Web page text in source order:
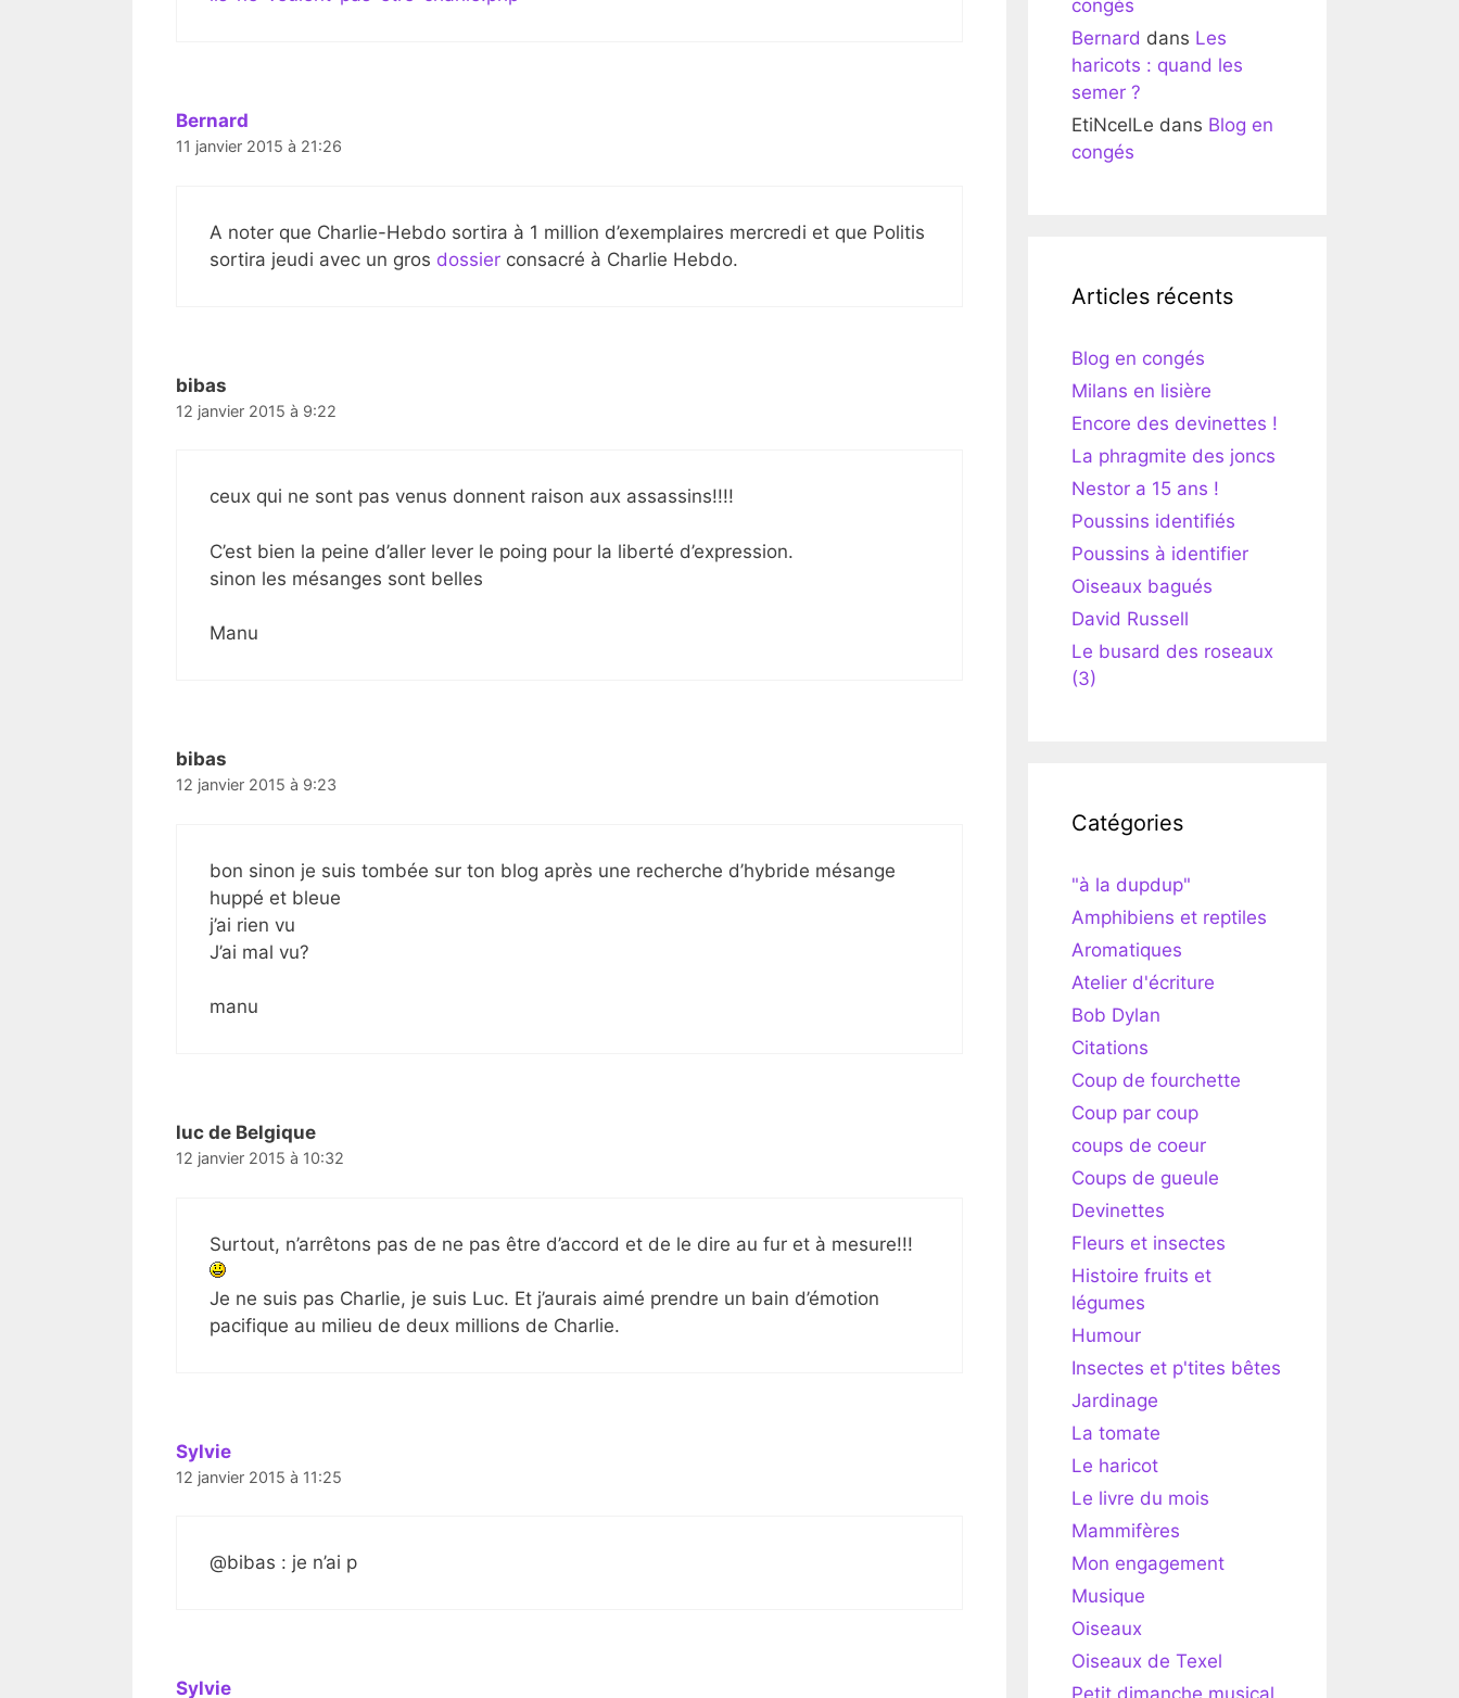
Bernard
11 janvier 2015 à 21:26
A noter que Charlie-Hebdo sortira à 1 million d’exemplaires mercredi et que Politis
sortira jeudi avec un gros dossier consacré à Charlie Hebdo.
bibas
12 janvier 2015 à 9:22
ceux qui ne sont pas venus donnent raison aux assassins!!!!
C’est bien la peine d’aller lever le poing pour la liberté d’expression.
sinon les mésanges sont belles
Manu
bibas
12 janvier 2015 à 9:23
bon sinon je suis tombée sur ton blog après une recherche d’hybride mésange
huppé et bleue
j’ai rien vu
J’ai mal vu?
manu
luc de Belgique
12 janvier 2015 à 10:32
Surtout, n’arrêtons pas de ne pas être d’accord et de le dire au fur et à mesure!!!
Je ne suis pas Charlie, je suis Luc. Et j’aurais aimé prendre un bain d’émotion
pacifique au milieu de deux millions de Charlie.
Sylvie
12 janvier 2015 à 11:25
@bibas : je n’ai p
Sylvie
congés
Bernard dans Les
haricots : quand les
semer ?
EtiNcelLe dans Blog en
congés
Articles récents
Blog en congés
Milans en lisière
Encore des devinettes !
La phragmite des joncs
Nestor a 15 ans !
Poussins identifiés
Poussins à identifier
Oiseaux bagués
David Russell
Le busard des roseaux
(3)
Catégories
"à la dupdup"
Amphibiens et reptiles
Aromatiques
Atelier d'écriture
Bob Dylan
Citations
Coup de fourchette
Coup par coup
coups de coeur
Coups de gueule
Devinettes
Fleurs et insectes
Histoire fruits et
légumes
Humour
Insectes et p'tites bêtes
Jardinage
La tomate
Le haricot
Le livre du mois
Mammifères
Mon engagement
Musique
Oiseaux
Oiseaux de Texel
Petit dimanche musical